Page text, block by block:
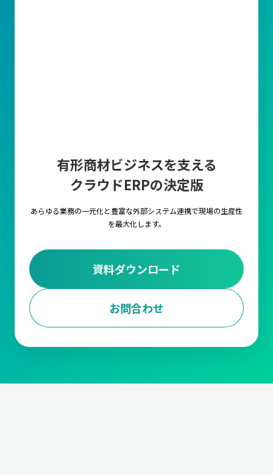
有形商材ビジネスを支える
クラウドERPの決定版
あらゆる業務の一元化と豊富な外部システム連携で現場の生産性
を最大化します。
資料ダウンロード
お問合わせ